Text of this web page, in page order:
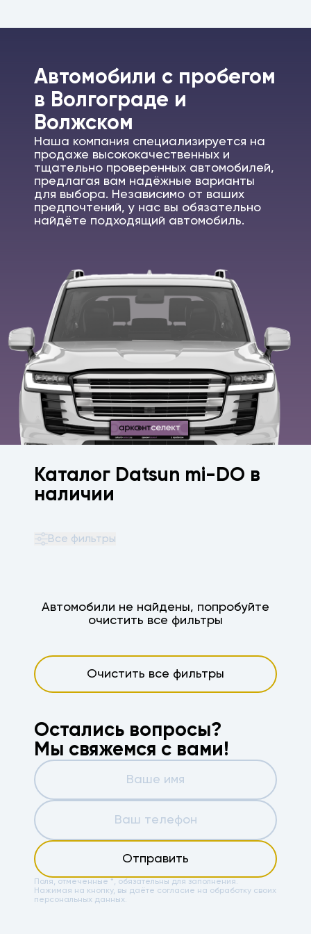
Автомобили c пробегом
в Волгограде и
Волжском
Наша компания специализируется на
продаже высококачественных и
тщательно проверенных автомобилей,
предлагая вам надёжные варианты
для выбора. Независимо от ваших
предпочтений, у нас вы обязательно
найдёте подходящий автомобиль.
Каталог Datsun mi-DO в
наличии
Автомобили не найдены, попробуйте
очистить все фильтры
Очистить все фильтры
Все фильтры
Остались вопросы?
Мы свяжемся с вами!
Отправить
Поля, отмеченные *, обязательны для заполнения.
Нажимая на кнопку, вы даёте согласие на обработку своих
персональных данных.